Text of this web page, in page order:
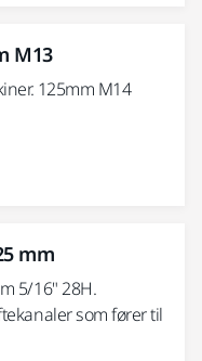
M13
125mm M14
mm
5/16" 28H.
som fører til